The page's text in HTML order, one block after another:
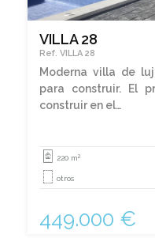
VILLA 28
Ref. VILLA 28
Moderna villa de
para construir. El
construir en el…
220 m2
otros
449.000 €